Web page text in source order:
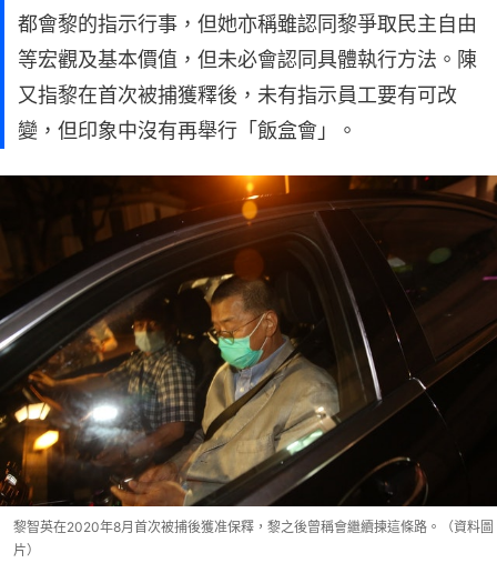
都會黎的指示行事，但她亦稱雖認同黎爭取民主自由
等宏觀及基本價值，但未必會認同具體執行方法。陳
又指黎在首次被捕獲釋後，未有指示員工要有可改
變，但印象中沒有再舉行「飯盒會」。
黎智英在2020年8月首次被捕後獲准保釋，黎之後曾稱會繼續揀這條路。（資料圖
片）